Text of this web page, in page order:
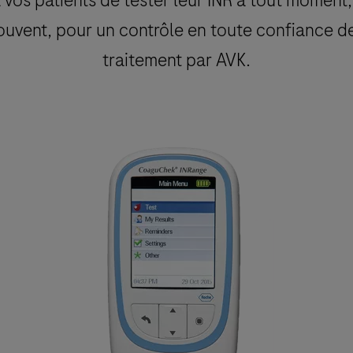
pour un contrôle en toute confiance
traitement par AVK.